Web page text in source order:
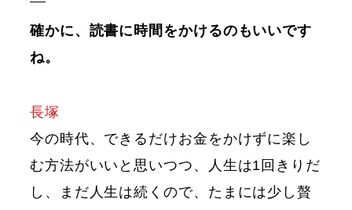
確かに、読書に時間をかけるのもいいです
ね。
長塚
今の時代、できるだけお金をかけずに楽し
む方法がいいと思いつつ、人生は1回きりだ
し、まだ人生は続くので、たまには少し贅